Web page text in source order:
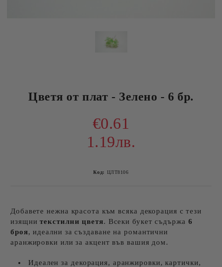
Цветя от плат - Зелено - 6 бр.
€0.61
1.19лв.
Код: ЦЛТ8106
Добавете нежна красота към всяка декорация с тези
изящнитекстилни цветя. Всеки букет съдържа 6
броя, идеални за създаване на романтични
аранжировки или за акцент във вашия дом.
Идеален за декорация, аранжировки, картички,